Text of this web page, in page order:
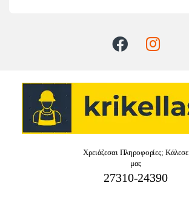
Χρειάζεσαι Πληροφορίες; Κάλεσε
μας
27310-24390